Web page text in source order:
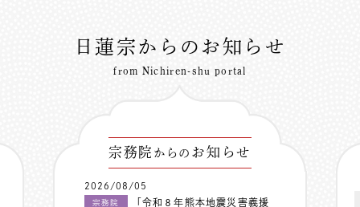
日蓮宗からのお知らせ
from Nichiren-shu portal
宗務院 からの お知らせ
2026/08/05
宗務院
「令和８年熊本地震災害義援